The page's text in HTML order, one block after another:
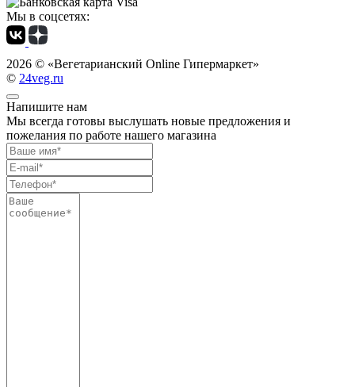
Мы в соцсетях:
2026 © «Вегетарианский Online Гипермаркет»
© 24veg.ru
Напишите нам
Мы всегда готовы выслушать новые предложения и
пожелания по работе нашего магазина